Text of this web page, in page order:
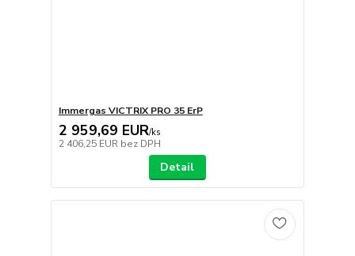
Immergas VICTRIX PRO 35 ErP
2 959,69 EUR/ks
2 406,25 EUR bez DPH
Detail